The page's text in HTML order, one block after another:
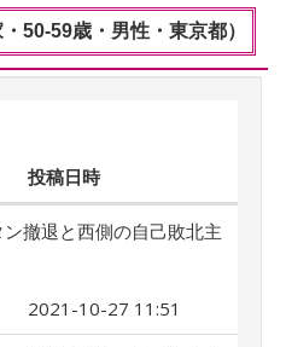
59歳・男性・東京都）
投稿日時
ン撤退と西側の自己敗北主
2021-10-27 11:51